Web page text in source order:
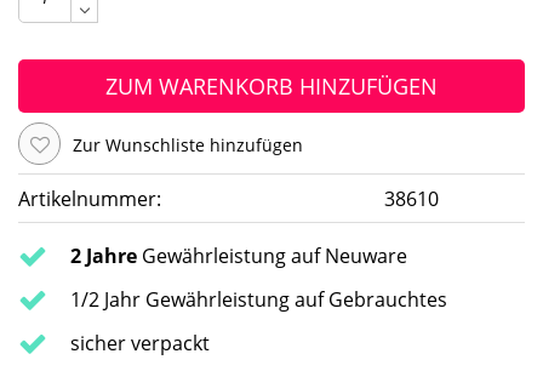
ZUM WARENKORB HINZUFÜGEN
Zur Wunschliste hinzufügen
Artikelnummer: 38610
2 Jahre Gewährleistung auf Neuware
1/2 Jahr Gewährleistung auf Gebrauchtes
sicher verpackt